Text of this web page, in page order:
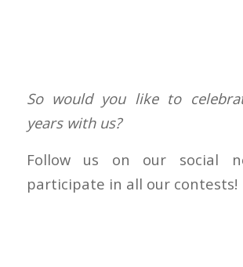
So would you like to
years with us?
Follow us on our social
participate in all our contests!